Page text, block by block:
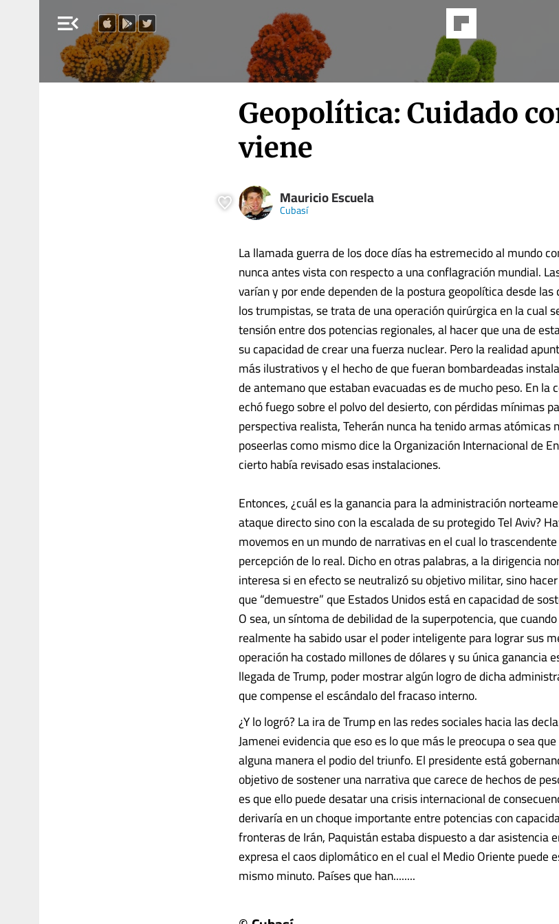
menu_open
Geopolítica: Cuidado
viene
Mauricio Escuela
Cubasí
La llamada guerra de los doce días ha estremecido al mundo
nunca antes vista con respecto a una conflagración mundial.
varían y por ende dependen de la postura geopolítica desde
los trumpistas, se trata de una operación quirúrgica en la cual
tensión entre dos potencias regionales, al hacer que una de
su capacidad de crear una fuerza nuclear. Pero la realidad
más ilustrativos y el hecho de que fueran bombardeadas
de antemano que estaban evacuadas es de mucho peso. En la
echó fuego sobre el polvo del desierto, con pérdidas mínimas
perspectiva realista, Teherán nunca ha tenido armas atómicas
poseerlas como mismo dice la Organización Internacional de
cierto había revisado esas instalaciones.
Entonces, ¿cuál es la ganancia para la administración
ataque directo sino con la escalada de su protegido Tel Aviv?
movemos en un mundo de narrativas en el cual lo
percepción de lo real. Dicho en otras palabras, a la dirigencia
interesa si en efecto se neutralizó su objetivo militar, sino
que “demuestre” que Estados Unidos está en capacidad de
O sea, un síntoma de debilidad de la superpotencia, que
realmente ha sabido usar el poder inteligente para lograr sus
operación ha costado millones de dólares y su única ganancia
llegada de Trump, poder mostrar algún logro de dicha
que compense el escándalo del fracaso interno.
¿Y lo logró? La ira de Trump en las redes sociales hacia las
Jamenei evidencia que eso es lo que más le preocupa o sea
alguna manera el podio del triunfo. El presidente está
objetivo de sostener una narrativa que carece de hechos de
es que ello puede desatar una crisis internacional de
derivaría en un choque importante entre potencias con
fronteras de Irán, Paquistán estaba dispuesto a dar asistencia
expresa el caos diplomático en el cual el Medio Oriente puede
mismo minuto. Países que han........